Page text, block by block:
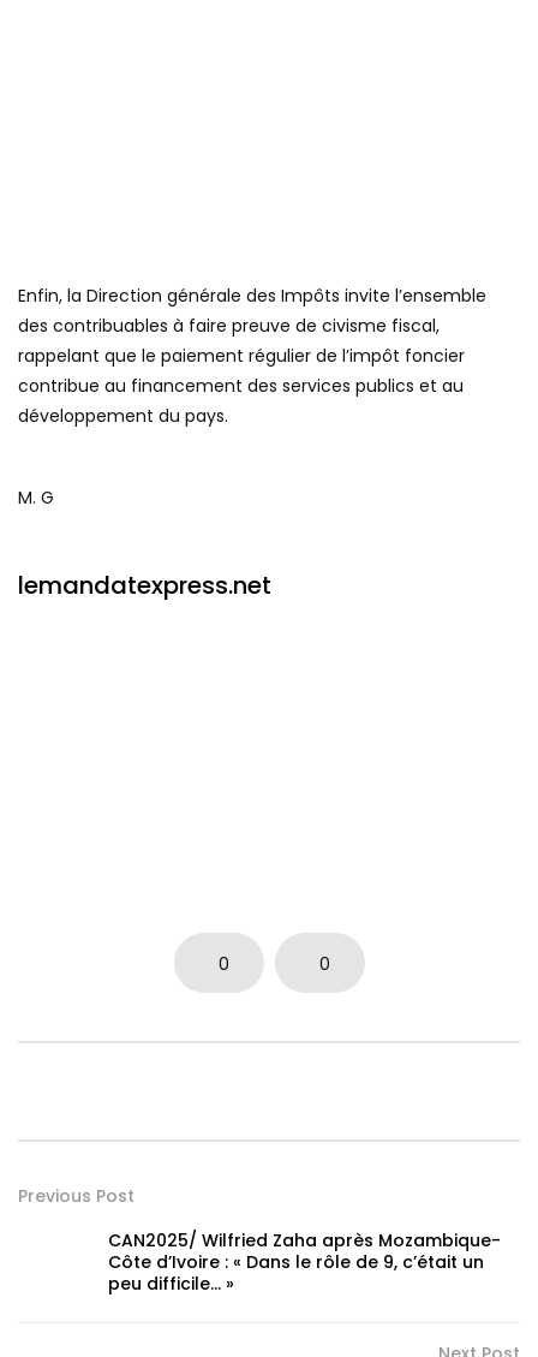
Enfin, la Direction générale des Impôts invite l’ensemble
des contribuables à faire preuve de civisme fiscal,
rappelant que le paiement régulier de l’impôt foncier
contribue au financement des services publics et au
développement du pays.
M. G
lemandatexpress.net
0 0
Previous Post
CAN2025/ Wilfried Zaha après Mozambique-
Côte d’Ivoire : « Dans le rôle de 9, c’était un
peu difficile… »